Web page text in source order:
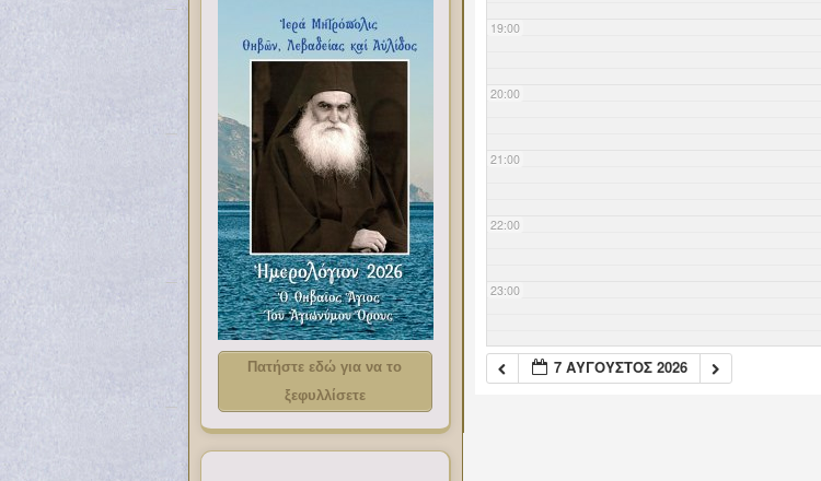
19:00
20:00
21:00
22:00
23:00
7 ΑΎΓΟΥΣΤΟΣ 2026
Πατήστε εδώ για να το
ξεφυλλίσετε